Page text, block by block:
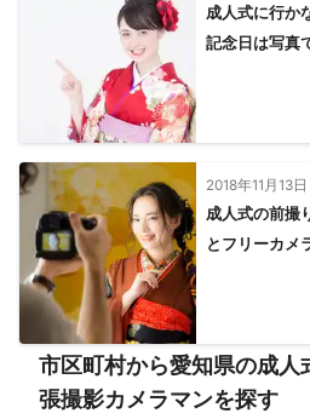
成人式に行か
記念日は写真
2018年11月13日
成人式の前撮
とフリーカメ
市区町村から愛知県の成人
張撮影カメラマンを探す